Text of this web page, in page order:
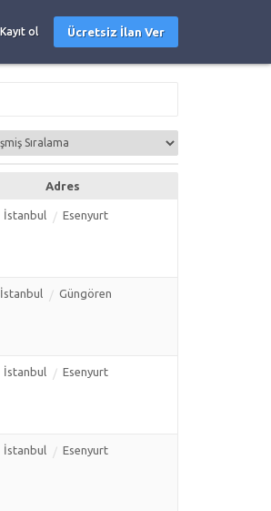
Kayıt ol Ücretsiz İlan Ver
Adres
İstanbul Esenyurt
İstanbul Güngören
İstanbul Esenyurt
İstanbul Esenyurt